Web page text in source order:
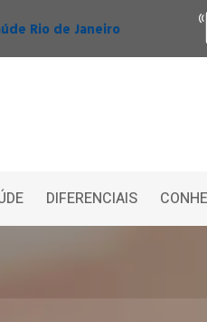
Rio de Janeiro
DIFERENCIAIS